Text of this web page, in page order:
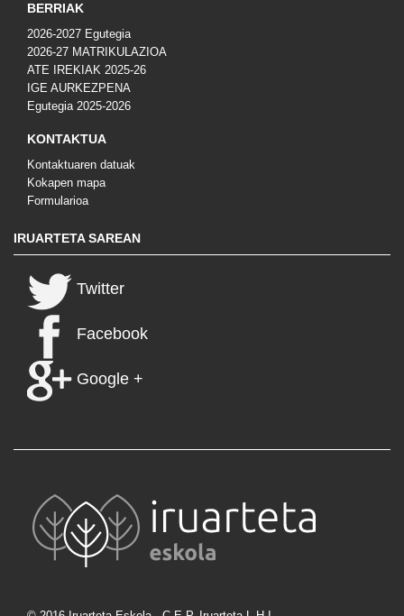
BERRIAK
2026-2027 Egutegia
2026-27 MATRIKULAZIOA
ATE IREKIAK 2025-26
IGE AURKEZPENA
Egutegia 2025-2026
KONTAKTUA
Kontaktuaren datuak
Kokapen mapa
Formularioa
IRUARTETA SAREAN
Twitter
Facebook
Google +